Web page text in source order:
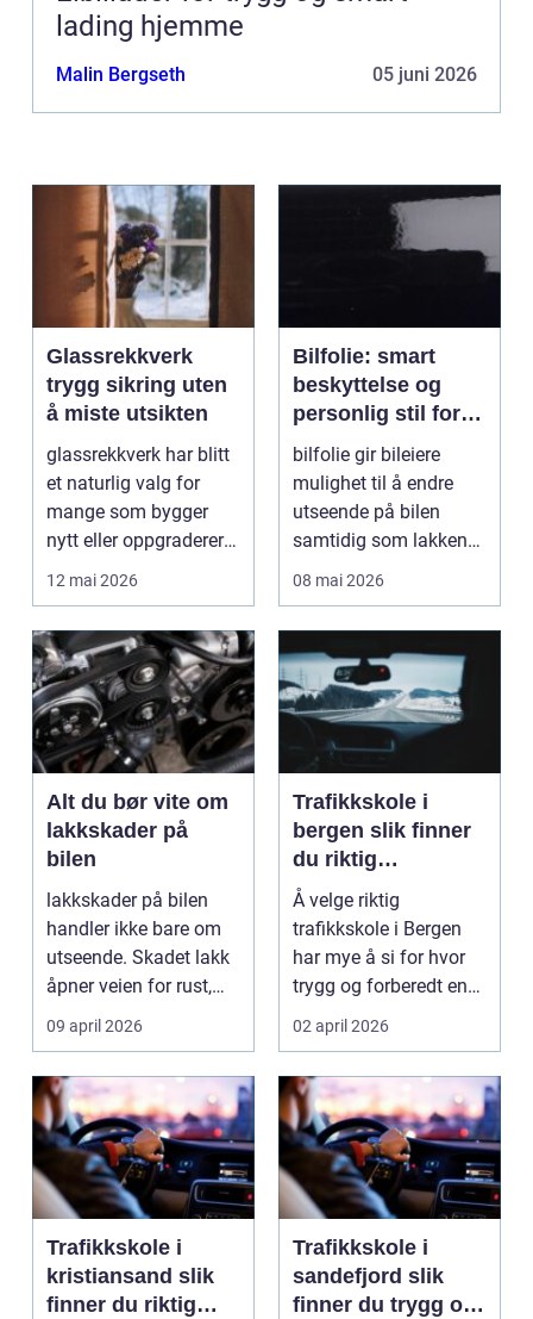
lading hjemme
Malin Bergseth 05 juni 2026
Glassrekkverk
trygg sikring uten
å miste utsikten
glassrekkverk har blitt
et naturlig valg for
mange som bygger
nytt eller oppgraderer
bolig, hytte og...
12 mai 2026
Bilfolie: smart
beskyttelse og
personlig stil for
bilen
bilfolie gir bileiere
mulighet til å endre
utseende på bilen
samtidig som lakken
får et ekstra lag m...
08 mai 2026
Alt du bør vite om
lakkskader på
bilen
lakkskader på bilen
handler ikke bare om
utseende. Skadet lakk
åpner veien for rust,
verdifall og dy...
09 april 2026
Trafikkskole i
bergen slik finner
du riktig
opplæring til
førerkortet
Å velge riktig
trafikkskole i Bergen
har mye å si for hvor
trygg og forberedt en
elev føler seg når ...
02 april 2026
Trafikkskole i
kristiansand slik
finner du riktig
Trafikkskole i
sandefjord slik
finner du trygg og